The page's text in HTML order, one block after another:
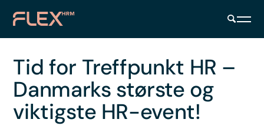
Tid for Treffpunkt HR –
Danmarks største og
viktigste HR-event!